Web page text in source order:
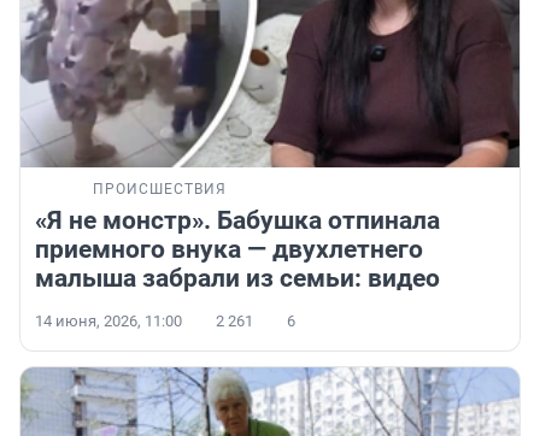
ПРОИСШЕСТВИЯ
«Я не монстр». Бабушка отпинала
приемного внука — двухлетнего
малыша забрали из семьи: видео
14 июня, 2026, 11:00 2 261 6